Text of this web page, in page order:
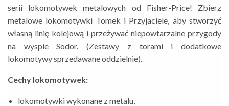
serii lokomotywek metalowych od Fisher-Price! Zbierz
metalowe lokomotywki Tomek i Przyjaciele, aby stworzyć
własną linię kolejową i przeżywać niepowtarzalne przygody
na wyspie Sodor. (Zestawy z torami i dodatkowe
lokomotywy sprzedawane oddzielnie).
Cechy lokomotywek:
lokomotywki wykonane z metalu,